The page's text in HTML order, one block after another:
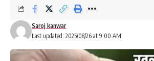
Last updated: 2025/08/26 at 9:00 AM
Saroj kanwar